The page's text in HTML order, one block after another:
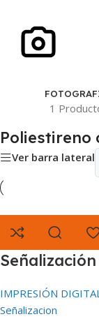
1
Poliestireno
Ver barra lateral
Señalización
IMPRESIÓN
Señalizacion